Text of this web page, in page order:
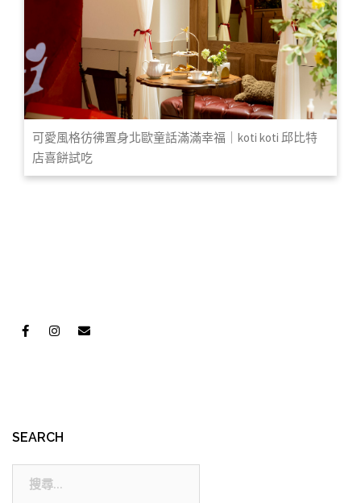
可愛風格彷彿置身北歐童話滿滿幸福｜koti koti 邱比特
店喜餅試吃
SEARCH